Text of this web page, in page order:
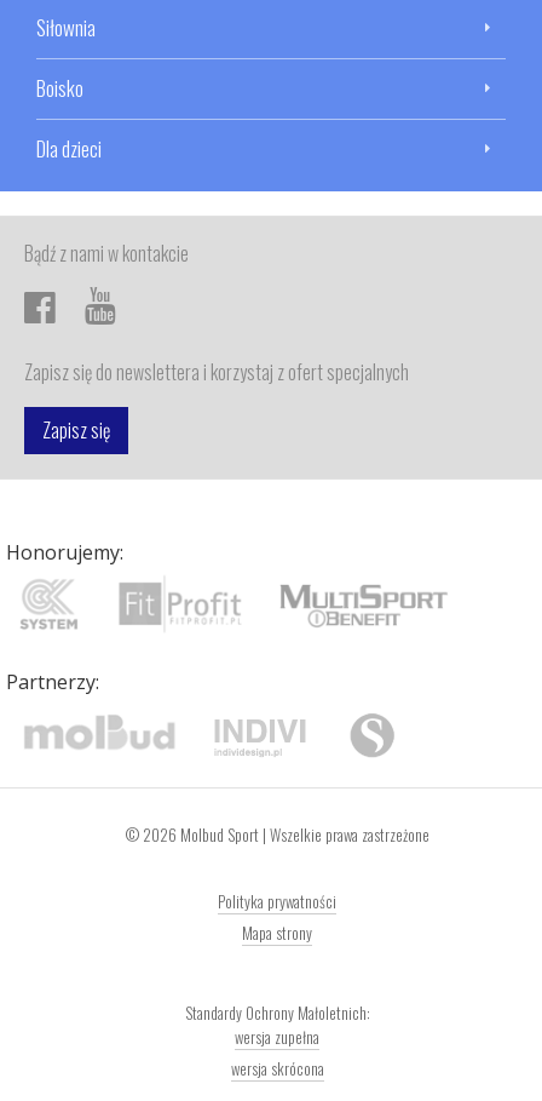
Siłownia
Boisko
Dla dzieci
Bądź z nami w kontakcie
Zapisz się do newslettera i korzystaj z ofert specjalnych
Zapisz się
Honorujemy:
Partnerzy:
© 2026 Molbud Sport | Wszelkie prawa zastrzeżone
Polityka prywatności
Mapa strony
wersja zupełna
wersja skrócona